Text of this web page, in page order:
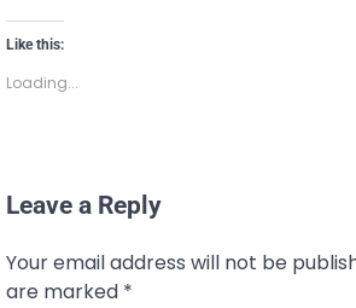
Like this:
Loading...
Leave a Reply
Your email address will not be
are marked *